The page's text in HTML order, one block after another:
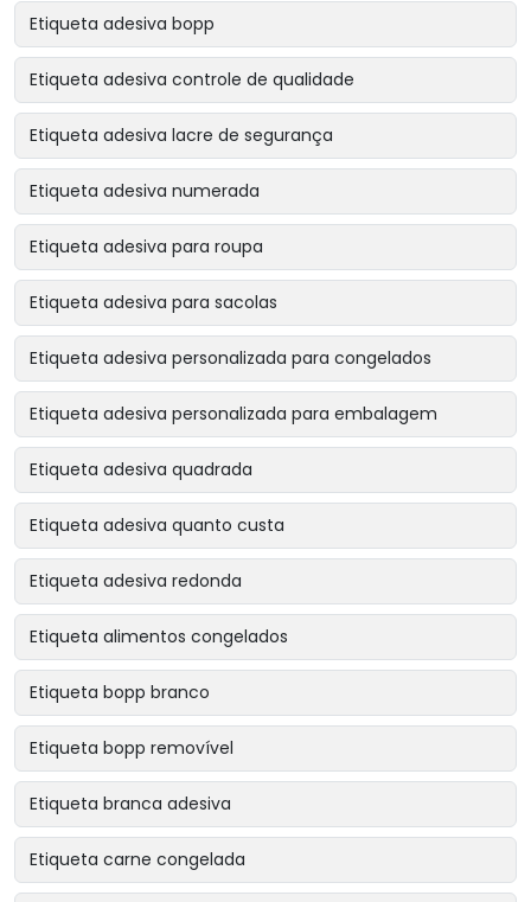
Etiqueta adesiva bopp
Etiqueta adesiva controle de qualidade
Etiqueta adesiva lacre de segurança
Etiqueta adesiva numerada
Etiqueta adesiva para roupa
Etiqueta adesiva para sacolas
Etiqueta adesiva personalizada para congelados
Etiqueta adesiva personalizada para embalagem
Etiqueta adesiva quadrada
Etiqueta adesiva quanto custa
Etiqueta adesiva redonda
Etiqueta alimentos congelados
Etiqueta bopp branco
Etiqueta bopp removível
Etiqueta branca adesiva
Etiqueta carne congelada